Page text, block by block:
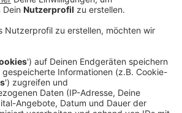
ab dem
Besucher abgewiesen werden.
voll. Alle Autos, die zum See
Bürgermeister bittet, den
am Freitag und am Samstag